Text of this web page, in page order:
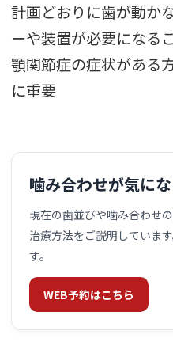
計画どおりに歯が動か
ーや装置が必要になる
顎関節症の症状がある
に重要
噛み合わせが気に
現在の歯並びや噛み合わせ
治療方法をご説明していま
す。
WEB予約はこちら